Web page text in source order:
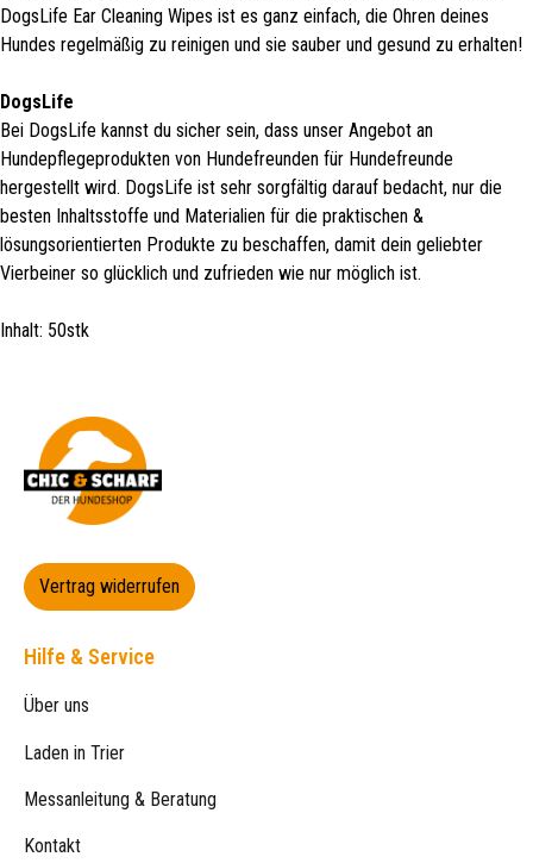
DogsLife Ear Cleaning Wipes ist es ganz einfach, die Ohren deines
Hundes regelmäßig zu reinigen und sie sauber und gesund zu erhalten!
DogsLife
Bei DogsLife kannst du sicher sein, dass unser Angebot an
Hundepflegeprodukten von Hundefreunden für Hundefreunde
hergestellt wird. DogsLife ist sehr sorgfältig darauf bedacht, nur die
besten Inhaltsstoffe und Materialien für die praktischen &
lösungsorientierten Produkte zu beschaffen, damit dein geliebter
Vierbeiner so glücklich und zufrieden wie nur möglich ist.
Inhalt: 50stk
Vertrag widerrufen
Hilfe & Service
Über uns
Laden in Trier
Messanleitung & Beratung
Kontakt